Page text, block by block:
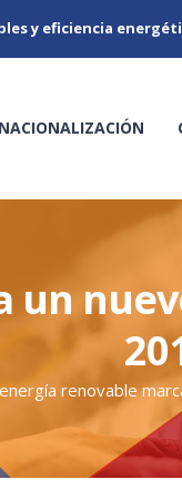
y eficiencia
un
renovable